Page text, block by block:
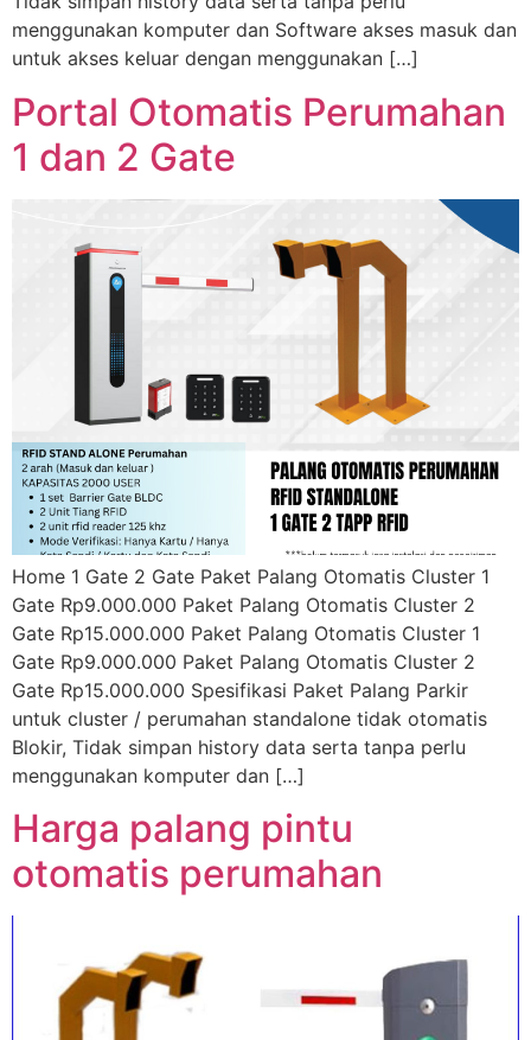
menggunakan komputer dan Software akses masuk dan
untuk akses keluar dengan menggunakan […]
Portal Otomatis Perumahan
1 dan 2 Gate
Home 1 Gate 2 Gate Paket Palang Otomatis Cluster 1
Gate Rp9.000.000 Paket Palang Otomatis Cluster 2
Gate Rp15.000.000 Paket Palang Otomatis Cluster 1
Gate Rp9.000.000 Paket Palang Otomatis Cluster 2
Gate Rp15.000.000 Spesifikasi Paket Palang Parkir
untuk cluster / perumahan standalone tidak otomatis
Blokir, Tidak simpan history data serta tanpa perlu
menggunakan komputer dan […]
Harga palang pintu
otomatis perumahan